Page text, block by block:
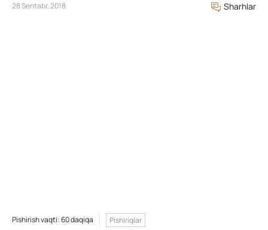
28 Sentabr, 2018 Sharhlar
Pishirish vaqti: 60 daqiqa Pishiriqlar